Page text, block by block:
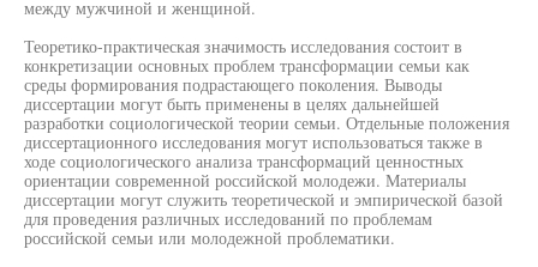
между мужчиной и женщиной.
Теоретико-практическая значимость исследования состоит в
конкретизации основных проблем трансформации семьи как
среды формирования подрастающего поколения. Выводы
диссертации могут быть применены в целях дальнейшей
разработки социологической теории семьи. Отдельные положения
диссертационного исследования могут использоваться также в
ходе социологического анализа трансформаций ценностных
ориентации современной российской молодежи. Материалы
диссертации могут служить теоретической и эмпирической базой
для проведения различных исследований по проблемам
российской семьи или молодежной проблематики.